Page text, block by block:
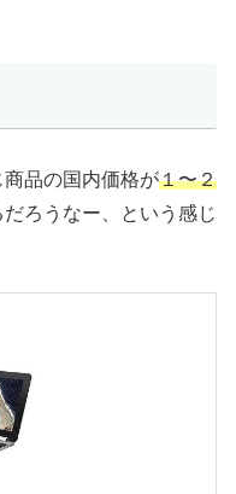
品の国内価格が１〜２
ろうなー、という感じ